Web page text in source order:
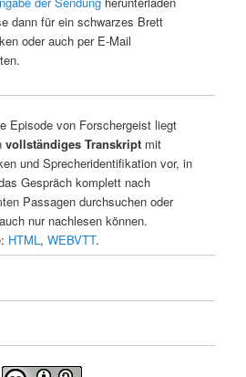
dann für ein schwarzes Brett
oder auch per E-Mail
Episode von Forschergeist liegt
vollständiges Transkriptmit
und Sprecheridentifikation vor, in
Gespräch komplett nach
Passagen durchsuchen oder
nur nachlesen können.
HTML , WEBVTT.